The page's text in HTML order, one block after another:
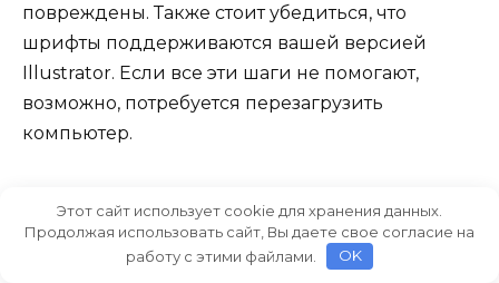
повреждены. Также стоит убедиться, что
шрифты поддерживаются вашей версией
Illustrator. Если все эти шаги не помогают,
возможно, потребуется перезагрузить
компьютер.
Можно ли использовать сторонние
программы для управления шрифтами в
Adobe Illustrator?
Этот сайт использует cookie для хранения данных.
Продолжая использовать сайт, Вы даете свое согласие на
работу с этими файлами.
OK